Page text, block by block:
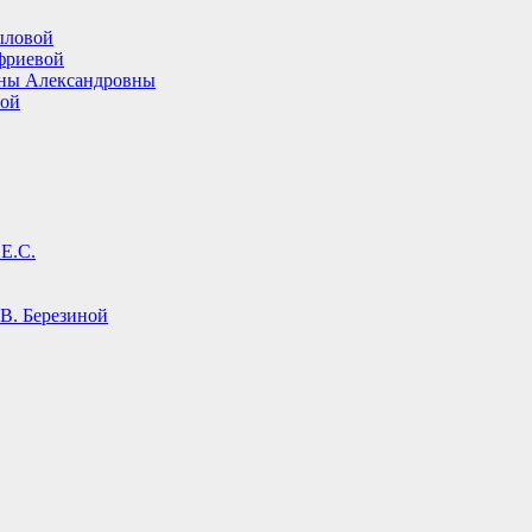
Александровны
Е.С.
Березиной